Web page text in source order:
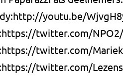
youtu.be/
twitter.com/
twitter.com/
twitter.com/